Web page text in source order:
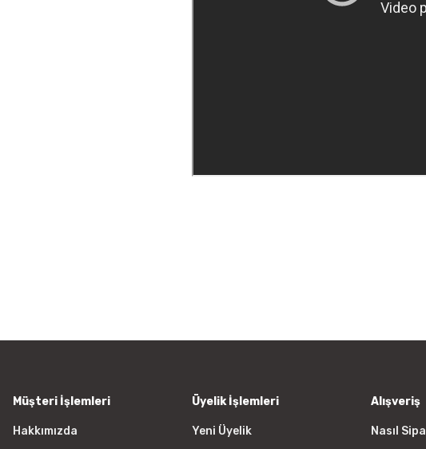
Müşteri İşlemleri
Hakkımızda
Üyelik İşlemleri
Yeni Üyelik
Alışveriş
Nasıl